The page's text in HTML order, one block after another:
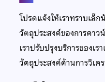
โปรดแจ้งให้เราทราบเ
วัตถุประสงค์ของการดา
เราปรับปรุงบริการของเ
วัตถุประสงค์ด้านการวิเค